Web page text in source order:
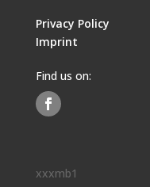
Privacy Policy
Imprint
Find us on:
xxxmb1